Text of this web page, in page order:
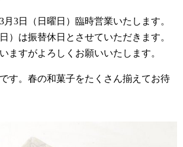
月3日（日曜日）臨時営業いたします。
）は振替休日とさせていただきます。
ますがよろしくお願いいたします。
す。春の和菓子をたくさん揃えてお待